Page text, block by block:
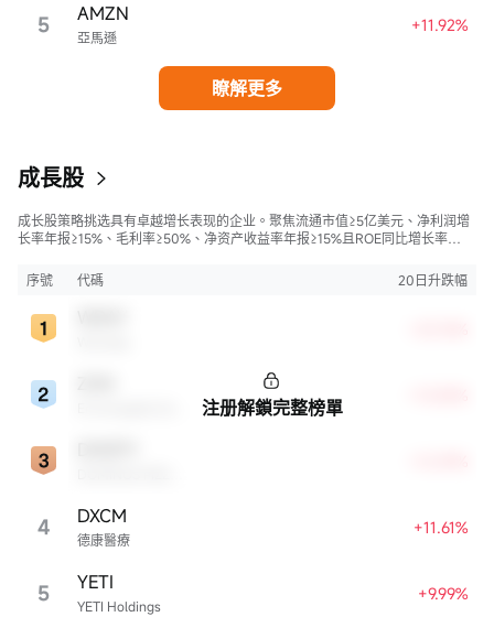
5 亞馬遜
AMZN +11.92%
瞭解更多
成長股
成长股策略挑选具有卓越增长表现的企业。聚焦流通市值≥5亿美元、净利润增
长率年报≥15%、毛利率≥50%、净资产收益率年报≥15%且ROE同比增长率
序號
代碼 20日升跌幅
4 德康醫療
DXCM +11.61%
5 YETI Holdings
YETI +9.99%
注册解鎖完整榜單